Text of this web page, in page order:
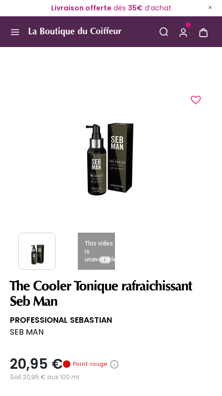
Livraison offerte dès 35€d’achat
The Cooler Tonique rafraichissant
Seb Man
PROFESSIONAL SEBASTIAN
SEB MAN
20,95 € Point rouge
Soit 20,95 € aux 100 ml